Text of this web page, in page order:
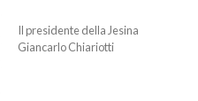
Il presidente della Jesina
Giancarlo Chiariotti